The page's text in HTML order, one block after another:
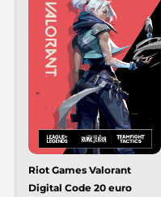
Riot Games Valorant
Digital Code 20 euro